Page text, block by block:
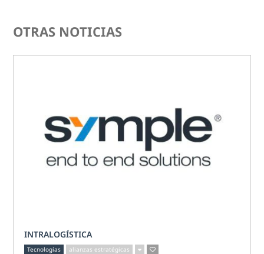
OTRAS NOTICIAS
INTRALOGÍSTICA
Tecnologías alianzas estratégicas